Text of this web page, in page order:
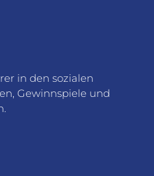
in den sozialen
Gewinnspiele und